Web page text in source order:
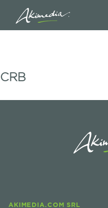
CRB
AKIMEDIA.COM SRL